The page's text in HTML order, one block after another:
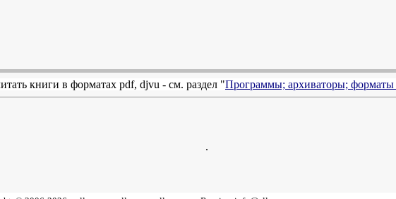
книги в форматах pdf, djvu - см. раздел "Программы; архиваторы; форматы
.